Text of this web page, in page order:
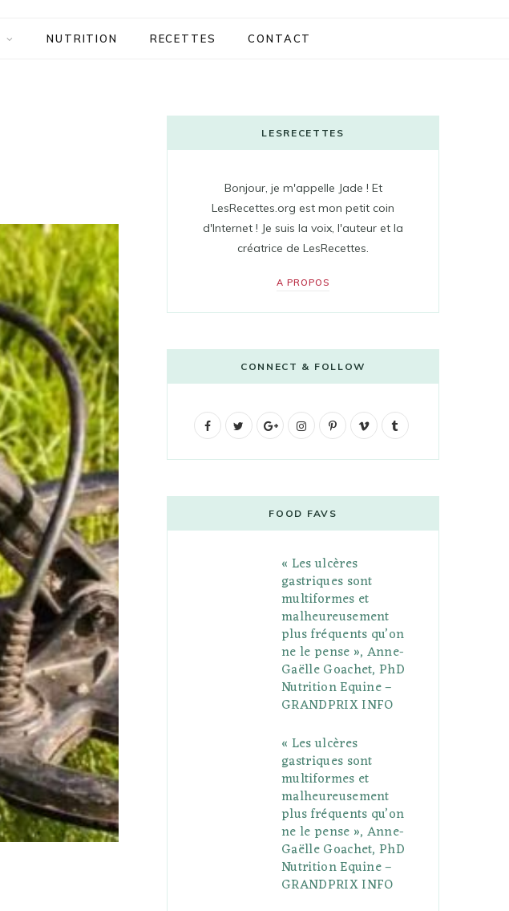
NUTRITION RECETTES CONTACT
LESRECETTES
Bonjour, je m'appelle Jade ! Et
LesRecettes.org est mon petit coin
d'Internet ! Je suis la voix, l'auteur et la
créatrice de LesRecettes.
A PROPOS
CONNECT & FOLLOW
F
b
t
G
g
l
e
P
u
s
I
t
a
g
r
a
P
e
r
e
s
V
o
l
FOOD FAVS
« Les ulcères
gastriques sont
multiformes et
malheureusement
plus fréquents qu’on
ne le pense », Anne-
Gaëlle Goachet, PhD
Nutrition Equine –
GRANDPRIX INFO
« Les ulcères
gastriques sont
multiformes et
malheureusement
plus fréquents qu’on
ne le pense », Anne-
Gaëlle Goachet, PhD
Nutrition Equine –
GRANDPRIX INFO